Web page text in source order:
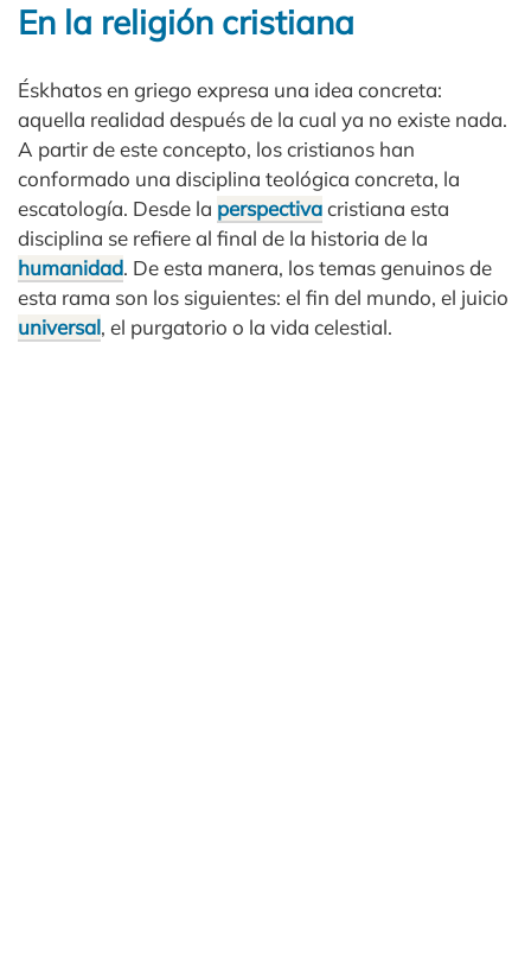
En la religión cristiana
Éskhatos en griego expresa una idea concreta:
aquella realidad después de la cual ya no existe nada.
A partir de este concepto, los cristianos han
conformado una disciplina teológica concreta, la
escatología. Desde la perspectivacristiana esta
disciplina se refiere al final de la historia de la
humanidad. De esta manera, los temas genuinos de
esta rama son los siguientes: el fin del mundo, el juicio
universal, el purgatorio o la vida celestial.